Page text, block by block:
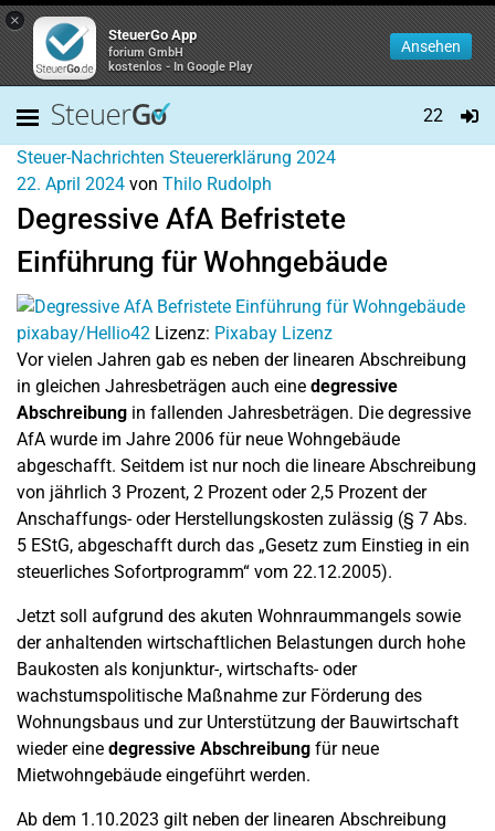
×
SteuerGo App
forium GmbH
kostenlos - In Google Play
Ansehen
22
Steuer-Nachrichten Steuererklärung 2024
22. April 2024 von Thilo Rudolph
Degressive AfA Befristete
Einführung für Wohngebäude
pixabay/Hellio42 Lizenz: Pixabay Lizenz
Vor vielen Jahren gab es neben der linearen Abschreibung
in gleichen Jahresbeträgen auch eine degressive
Abschreibung in fallenden Jahresbeträgen. Die degressive
AfA wurde im Jahre 2006 für neue Wohngebäude
abgeschafft. Seitdem ist nur noch die lineare Abschreibung
von jährlich 3 Prozent, 2 Prozent oder 2,5 Prozent der
Anschaffungs- oder Herstellungskosten zulässig (§ 7 Abs.
5 EStG, abgeschafft durch das „Gesetz zum Einstieg in ein
steuerliches Sofortprogramm“ vom 22.12.2005).
Jetzt soll aufgrund des akuten Wohnraummangels sowie
der anhaltenden wirtschaftlichen Belastungen durch hohe
Baukosten als konjunktur-, wirtschafts- oder
wachstumspolitische Maßnahme zur Förderung des
Wohnungsbaus und zur Unterstützung der Bauwirtschaft
wieder eine degressive Abschreibung für neue
Mietwohngebäude eingeführt werden.
Ab dem 1.10.2023 gilt neben der linearen Abschreibung